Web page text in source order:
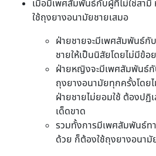
เมื่อมีเพศสัมพันธ์กับผู้ที่ไม่ใช่สามี
ใช้ถุงยางอนามัยชายเสมอ
ฝ่ายชายจะมีเพศสัมพันธ์กั
ชายให้เป็นนิสัยโดยไม่มีข้อ
ฝ่ายหญิงจะมีเพศสัมพันธ์กั
ถุงยางอนามัยทุกครั้งโดย
ฝ่ายชายไม่ยอมใช้ ต้องปฏิ
เด็ดขาด
รวมทั้งการมีเพศสัมพันธ์ท
ด้วย ก็ต้องใช้ถุงยางอนา